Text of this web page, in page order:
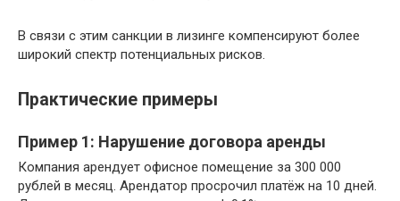
В связи с этим санкции в лизинге компенсируют более
широкий спектр потенциальных рисков.
Практические примеры
Пример 1: Нарушение договора аренды
Компания арендует офисное помещение за 300 000
рублей в месяц. Арендатор просрочил платёж на 10 дней.